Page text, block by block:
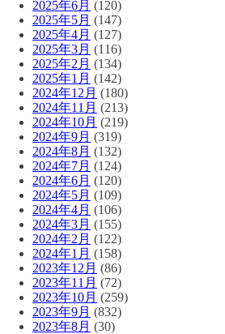
2025年6月 (120)
2025年5月 (147)
2025年4月 (127)
2025年3月 (116)
2025年2月 (134)
2025年1月 (142)
2024年12月 (180)
2024年11月 (213)
2024年10月 (219)
2024年9月 (319)
2024年8月 (132)
2024年7月 (124)
2024年6月 (120)
2024年5月 (109)
2024年4月 (106)
2024年3月 (155)
2024年2月 (122)
2024年1月 (158)
2023年12月 (86)
2023年11月 (72)
2023年10月 (259)
2023年9月 (832)
2023年8月 (30)